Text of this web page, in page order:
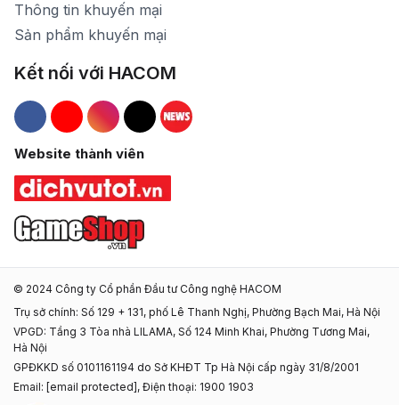
Thông tin khuyến mại
Sản phẩm khuyến mại
Kết nối với HACOM
Hacom Facebook
Hacom YouTube
Hacom Instagram
Hacom TikTok
Website thành viên
© 2024 Công ty Cổ phần Đầu tư Công nghệ HACOM
Trụ sở chính: Số 129 + 131, phố Lê Thanh Nghị, Phường Bạch Mai, Hà Nội
VPGD: Tầng 3 Tòa nhà LILAMA, Số 124 Minh Khai, Phường Tương Mai,
Hà Nội
GPĐKKD số 0101161194 do Sở KHĐT Tp Hà Nội cấp ngày 31/8/2001
Email: [email protected] , Điện thoại: 1900 1903